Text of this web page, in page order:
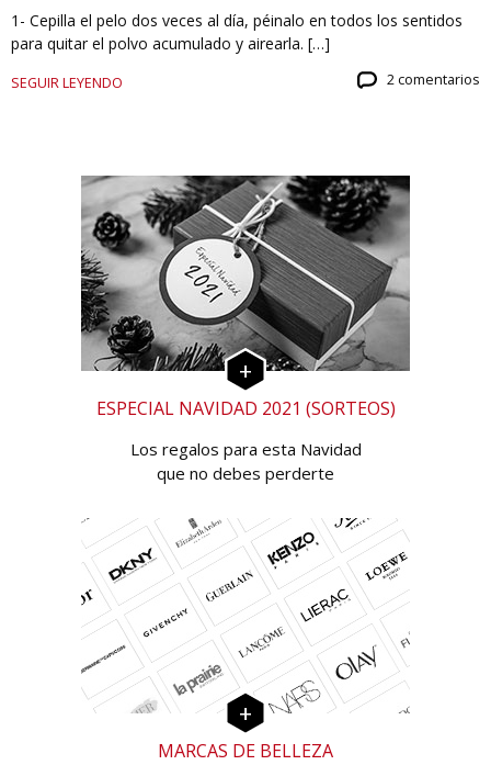
1- Cepilla el pelo dos veces al día, péinalo en todos los sentidos
para quitar el polvo acumulado y airearla. […]
SEGUIR LEYENDO 2 comentarios
ESPECIAL NAVIDAD 2021 (SORTEOS)
Los regalos para esta Navidad
que no debes perderte
MARCAS DE BELLEZA